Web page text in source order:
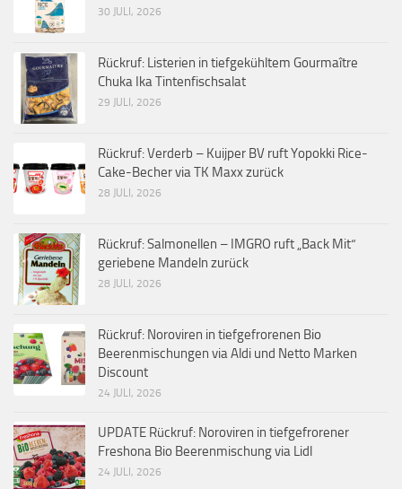
30 JULI, 2026
Rückruf: Listerien in tiefgekühltem Gourmaître
Chuka Ika Tintenfischsalat
29 JULI, 2026
Rückruf: Verderb – Kuijper BV ruft Yopokki Rice-
Cake-Becher via TK Maxx zurück
28 JULI, 2026
Rückruf: Salmonellen – IMGRO ruft „Back Mit“
geriebene Mandeln zurück
28 JULI, 2026
Rückruf: Noroviren in tiefgefrorenen Bio
Beerenmischungen via Aldi und Netto Marken
Discount
24 JULI, 2026
UPDATE Rückruf: Noroviren in tiefgefrorener
Freshona Bio Beerenmischung via Lidl
24 JULI, 2026